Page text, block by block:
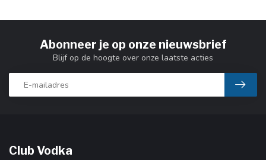
Abonneer je op onze nieuwsbrief
Blijf op de hoogte over onze laatste acties
Club Vodka